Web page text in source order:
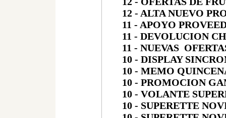
12 - ALTA NUEVO
11 - APOYO
11 - DEVOLUCION
11 - NUEVAS
10 - DISPLAY
10 - MEMO
10 - PROMOCION
10 - VOLANTE
10 - SUPERETTE